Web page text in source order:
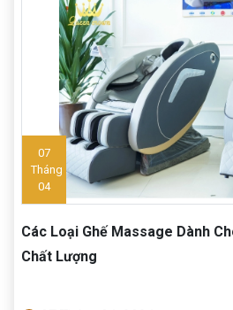
07
Tháng
04
Các Loại Ghế Massage Dành
Chất Lượng